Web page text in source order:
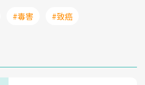
#毒害 #致癌